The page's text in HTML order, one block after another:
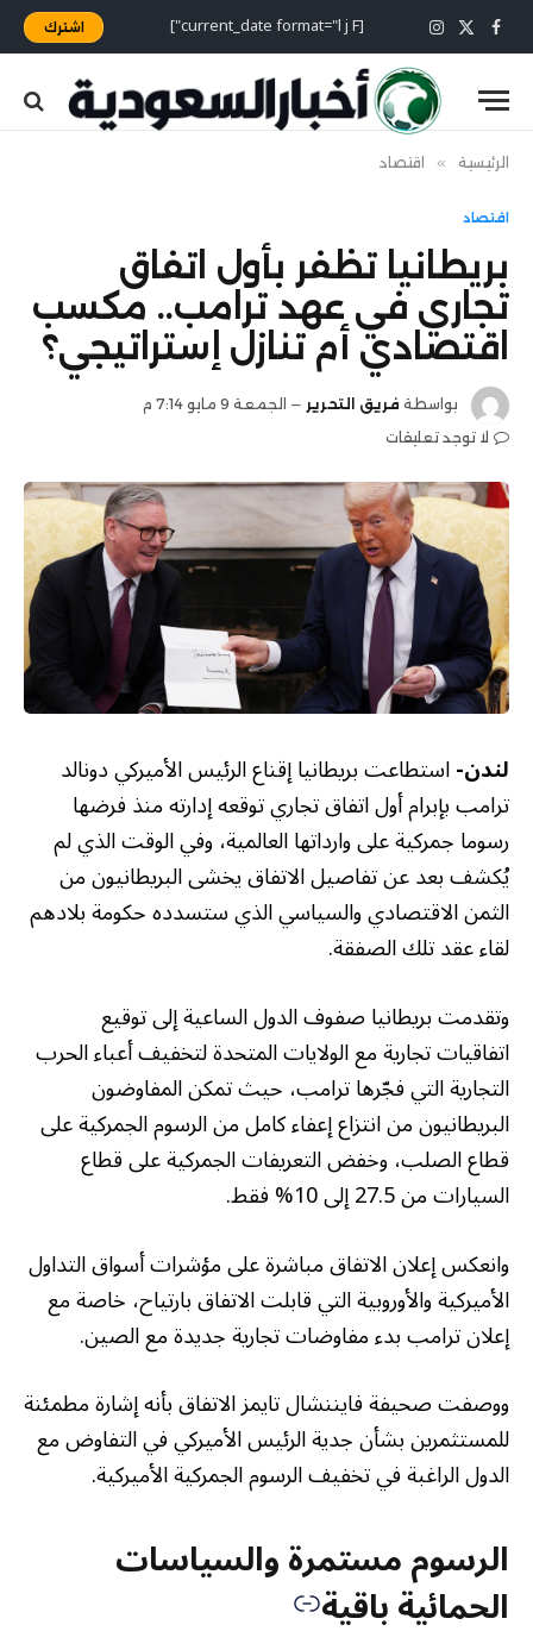
فيسبوك
X
(Twitter)
الانستغرام [current_date format="l j F"] اشترك
الرئيسية » اقتصاد
اقتصاد
بريطانيا تظفر بأول اتفاق
تجاري في عهد ترامب.. مكسب
اقتصادي أم تنازل إستراتيجي؟
بواسطة فريق التحرير
الجمعة 9 مايو 7:14 م
لا توجد تعليقات
لندن-استطاعت بريطانيا إقناع الرئيس الأميركي دونالد
ترامب بإبرام أول اتفاق تجاري توقعه إدارته منذ فرضها
رسوما جمركية على وارداتها العالمية، وفي الوقت الذي لم
يُكشف بعد عن تفاصيل الاتفاق يخشى البريطانيون من
الثمن الاقتصادي والسياسي الذي ستسدده حكومة بلادهم
لقاء عقد تلك الصفقة.
وتقدمت بريطانيا صفوف الدول الساعية إلى توقيع
اتفاقيات تجارية مع الولايات المتحدة لتخفيف أعباء الحرب
التجارية التي فجّرها ترامب، حيث تمكن المفاوضون
البريطانيون من انتزاع إعفاء كامل من الرسوم الجمركية على
قطاع الصلب، وخفض التعريفات الجمركية على قطاع
السيارات من 27.5 إلى 10% فقط.
وانعكس إعلان الاتفاق مباشرة على مؤشرات أسواق التداول
الأميركية والأوروبية التي قابلت الاتفاق بارتياح، خاصة مع
إعلان ترامب بدء مفاوضات تجارية جديدة مع الصين.
ووصفت صحيفة فايننشال تايمز الاتفاق بأنه إشارة مطمئنة
للمستثمرين بشأن جدية الرئيس الأميركي في التفاوض مع
الدول الراغبة في تخفيف الرسوم الجمركية الأميركية.
الرسوم مستمرة والسياسات
الحمائية باقية